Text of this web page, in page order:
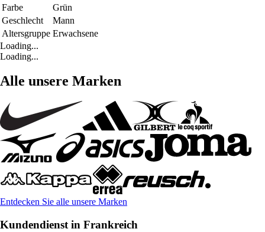
Farbe
Grün
Geschlecht
Mann
Altersgruppe Erwachsene
Loading...
Loading...
Alle unsere Marken
Entdecken Sie alle unsere Marken
Kundendienst in Frankreich